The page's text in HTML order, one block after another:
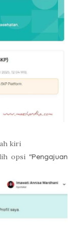
kiri
opsi "Pengajuan